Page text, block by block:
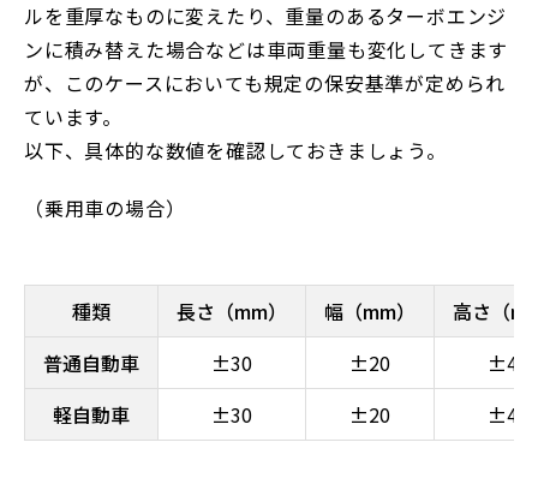
ルを重厚なものに変えたり、重量のあるターボエンジ
ンに積み替えた場合などは車両重量も変化してきます
が、このケースにおいても規定の保安基準が定められ
ています。
以下、具体的な数値を確認しておきましょう。
（乗用車の場合）
種類 長さ（mm） 幅（mm）
高さ（
普通自動車
±30 ±20
±40
軽自動車
±30 ±20 ±40